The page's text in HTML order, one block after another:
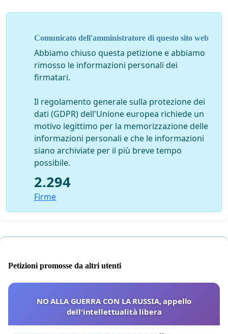
Comunicato dell'amministratore di questo sito web
Abbiamo chiuso questa petizione e abbiamo
rimosso le informazioni personali dei
firmatari.
Il regolamento generale sulla protezione dei
dati (GDPR) dell'Unione europea richiede un
motivo legittimo per la memorizzazione delle
informazioni personali e che le informazioni
siano archiviate per il più breve tempo
possibile.
2.294
Firme
Petizioni promosse da altri utenti
NO ALLA GUERRA CON LA RUSSIA, appello
dell'intellettualità libera